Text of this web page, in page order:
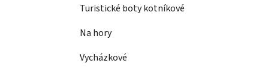
Turistické boty kotníkové
Na hory
Vycházkové